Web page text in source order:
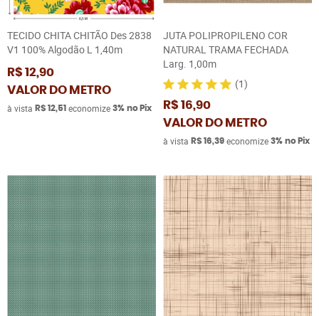
TECIDO CHITA CHITÃO Des 2838
V1 100% Algodão L 1,40m
R$ 12,90
VALOR DO METRO
à vista R$ 12,51 economize 3% no Pix
JUTA POLIPROPILENO COR
NATURAL TRAMA FECHADA
Larg. 1,00m
(1)
R$ 16,90
VALOR DO METRO
à vista R$ 16,39 economize 3% no Pix